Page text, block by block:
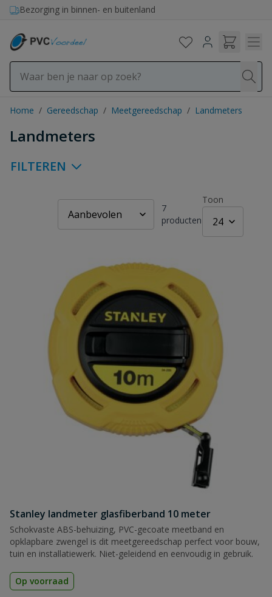
Ga naar de inhoud
Bezorging in binnen- en buitenland
Home / Gereedschap / Meetgereedschap / Landmeters
Landmeters
FILTEREN
7
producten
Toon
Stanley landmeter glasfiberband 10 meter
Schokvaste ABS-behuizing, PVC-gecoate meetband en
opklapbare zwengel is dit meetgereedschap perfect voor bouw,
tuin en installatiewerk. Niet-geleidend en eenvoudig in gebruik.
Op voorraad